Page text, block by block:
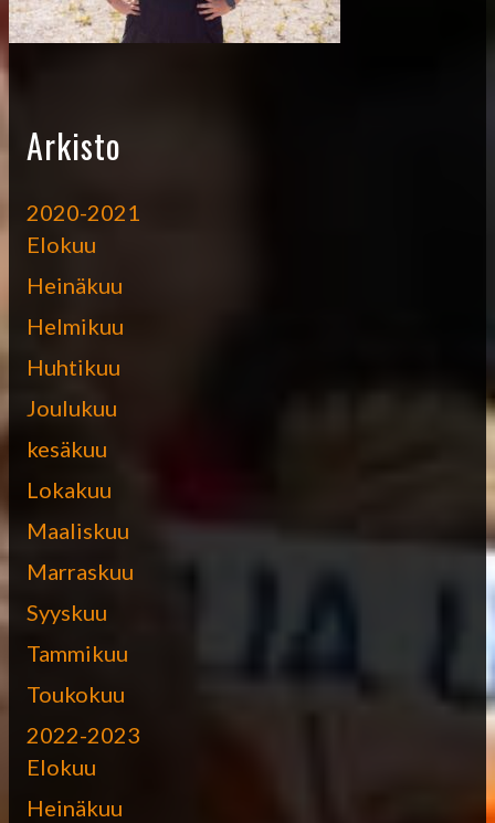
Arkisto
2020-2021
Elokuu
Heinäkuu
Helmikuu
Huhtikuu
Joulukuu
kesäkuu
Lokakuu
Maaliskuu
Marraskuu
Syyskuu
Tammikuu
Toukokuu
2022-2023
Elokuu
Heinäkuu